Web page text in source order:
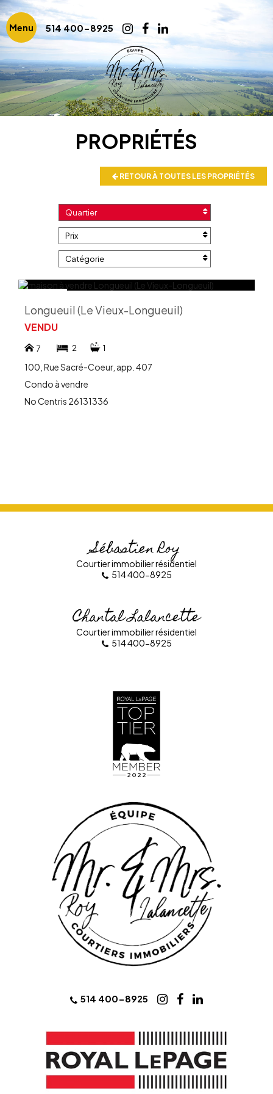
Menu 514 400-8925
PROPRIÉTÉS
RETOUR À TOUTES LES PROPRIÉTÉS
Quartier
Prix
Catégorie
Longueuil (Le Vieux-Longueuil)
VENDU
7 2 1
100, Rue Sacré-Coeur, app. 407
Condo à vendre
No Centris 26131336
514 400-8925
Sébastien Roy
Courtier immobilier résidentiel
514 400-8925
Chantal Lalancette
Courtier immobilier résidentiel
514 400-8925